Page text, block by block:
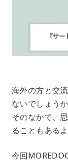
海外の方と交
ないでしょうか
そのなかで、
ることもあるよ
今回